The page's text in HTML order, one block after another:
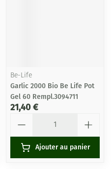
Be-Life
Garlic 2000 Bio Be Life Pot
Gel 60 Rempl.3094711
21,40 €
Ajouter au panier